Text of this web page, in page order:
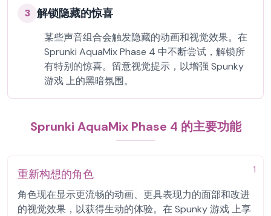
3 解锁隐藏的惊喜
某些声音组合会触发隐藏的动画和视觉效果。在
Sprunki AquaMix Phase 4 中不断尝试，解锁所
有特别的惊喜。留意视觉提示，以增强 Spunky
游戏 上的黑暗氛围。
Sprunki AquaMix Phase 4 的主要功能
1
重新构想的角色
角色现在显示更流畅的动画、更具表现力的面部和改进
的视觉效果，以获得生动的体验。在 Spunky 游戏 上享